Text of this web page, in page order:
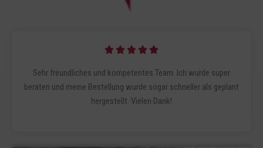
    
w
e
r
Sehr freundliches und kompetentes Team. Ich wurde super
beraten und meine Bestellung wurde sogar schneller als geplant
hergestellt. Vielen Dank!